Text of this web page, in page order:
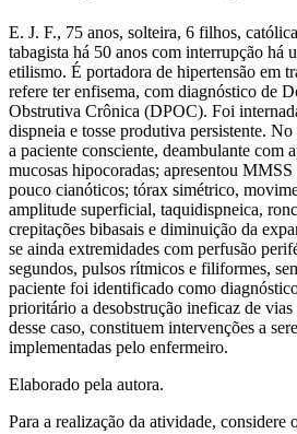
E. J. F., 75 anos, solteira, 6 filhos,
tabagista há 50 anos com interrupção há
etilismo. É portadora de hipertensão em
refere ter enfisema, com diagnóstico de
Obstrutiva Crônica (DPOC). Foi
dispneia e tosse produtiva persistente.
a paciente consciente, deambulante com
mucosas hipocoradas; apresentou
pouco cianóticos; tórax simétrico,
amplitude superficial, taquidispneica,
crepitações bibasais e diminuição da
se ainda extremidades com perfusão
segundos, pulsos rítmicos e filiformes,
paciente foi identificado como
prioritário a desobstrução ineficaz de vias
desse caso, constituem intervenções a
implementadas pelo enfermeiro.
Elaborado pela autora.
Para a realização da atividade, considere